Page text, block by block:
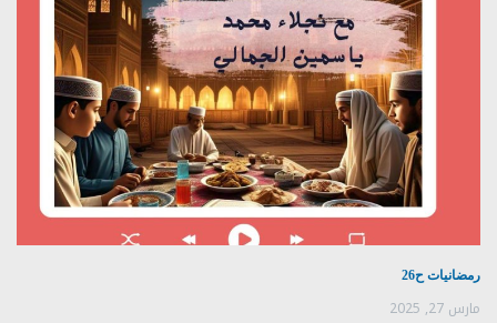
رمضانيات ح26
مارس 27, 2025